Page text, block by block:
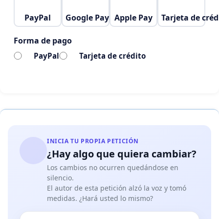
2. Sabotaje a la Ley N° 32064, que garantiza la
auditor gubernamental:
objetivos, es fundamental que se destinen los
los auditores desempeñar sus funciones con la
independencia necesaria, sin presiones externas,
garantizando una supervisión efectiva de los
recursos públicos y la identificación temprana de
irregularidades. Mediante la Novena Disposición
Complementaria de la Ley N° 32103, se ha reducido
PayPal Google Pay Apple Pay Tarjeta de
Forma de pago
PayPal Tarjeta de crédito
INICIA TU PROPIA PETICIÓN
¿Hay algo que quiera cambiar?
Los cambios no ocurren quedándose en
silencio.
El autor de esta petición alzó la voz y tomó
medidas. ¿Hará usted lo mismo?